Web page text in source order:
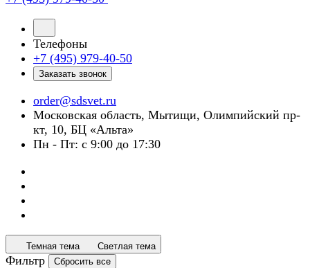
Телефоны
+7 (495) 979-40-50
Заказать звонок
order@sdsvet.ru
Московская область, Мытищи, Олимпийский пр-
кт, 10, БЦ «Альта»
Пн - Пт: с 9:00 до 17:30
Темная тема Светлая тема
Фильтр Сбросить все